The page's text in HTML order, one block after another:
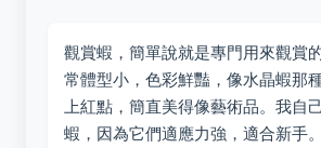
觀賞蝦，簡單說就是專門用來觀賞
常體型小，色彩鮮豔，像水晶蝦那
上紅點，簡直美得像藝術品。我自
蝦，因為它們適應力強，適合新手